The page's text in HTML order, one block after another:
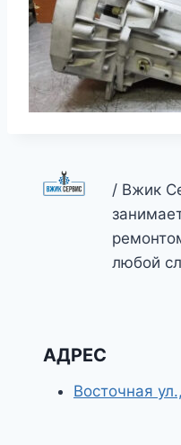
/ Вжик
любой
АДРЕС
Восточная